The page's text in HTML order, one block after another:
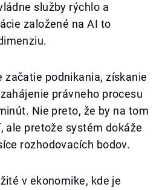
služby rýchlo a
založené na AI to
začatie podnikania, získanie
právneho procesu
Nie preto, že by na tom
ale pretože systém dokáže
rozhodovacích bodov.
v ekonomike, kde je